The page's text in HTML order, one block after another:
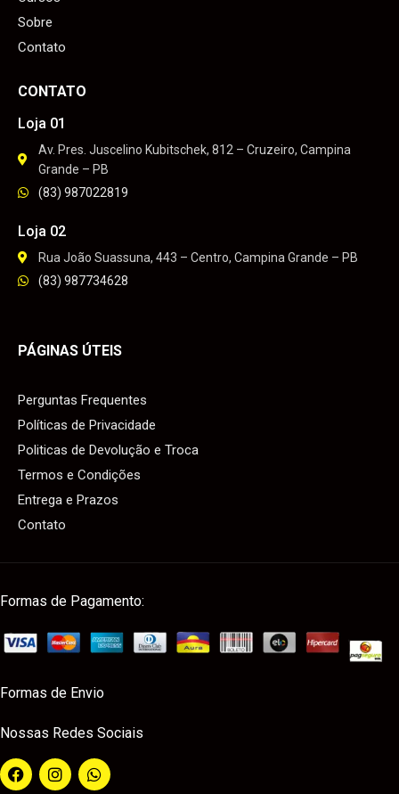
Sobre
Contato
CONTATO
Loja 01
Av. Pres. Juscelino Kubitschek, 812 – Cruzeiro, Campina
Grande – PB
(83) 987022819
Loja 02
Rua João Suassuna, 443 – Centro, Campina Grande – PB
(83) 987734628
PÁGINAS ÚTEIS
Perguntas Frequentes
Políticas de Privacidade
Politicas de Devolução e Troca
Termos e Condições
Entrega e Prazos
Contato
Formas de Pagamento:
Formas de Envio
Nossas Redes Sociais